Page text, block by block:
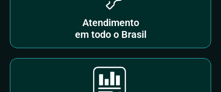
Atendimento
em todo o Brasil